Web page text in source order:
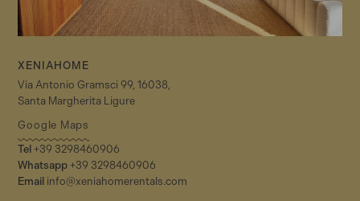
XENIAHOME
Via Antonio Gramsci 99, 16038,
Santa Margherita Ligure
Google Maps
Tel +39 3298460906
Whatsapp +39 3298460906
Email info@xeniahomerentals.com